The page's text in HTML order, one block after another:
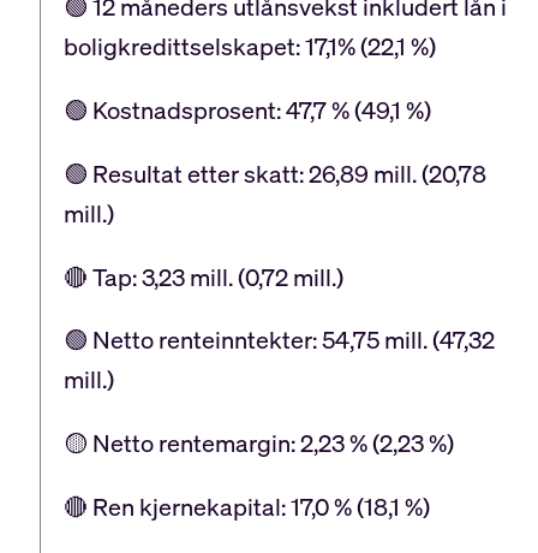
boligkredittselskapet: 17,1% (22,1 %)
🟢 Kostnadsprosent: 47,7 % (49,1 %)
🟢 Resultat etter skatt: 26,89 mill. (20,78
mill.)
🔴 Tap: 3,23 mill. (0,72 mill.)
🟢 Netto renteinntekter: 54,75 mill. (47,32
mill.)
🟡 Netto rentemargin: 2,23 % (2,23 %)
🔴 Ren kjernekapital: 17,0 % (18,1 %)